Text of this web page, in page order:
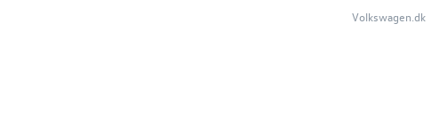
Volkswagen.dk